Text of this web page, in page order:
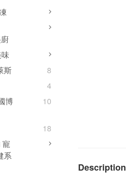
斯
8
4
博
10
18
寵
系
Description